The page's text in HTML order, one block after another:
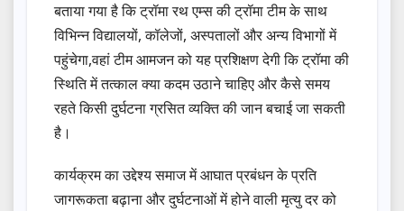
बताया गया है कि ट्रॉमा रथ एम्स की ट्रॉमा टीम के साथ
विभिन्न विद्यालयों, कॉलेजों, अस्पतालों और अन्य विभागों में
पहुंचेगा,वहां टीम आमजन को यह प्रशिक्षण देगी कि ट्रॉमा की
स्थिति में तत्काल क्या कदम उठाने चाहिए और कैसे समय
रहते किसी दुर्घटना ग्रसित व्यक्ति की जान बचाई जा सकती
है।
कार्यक्रम का उद्देश्य समाज में आघात प्रबंधन के प्रति
जागरूकता बढ़ाना और दुर्घटनाओं में होने वाली मृत्यु दर को